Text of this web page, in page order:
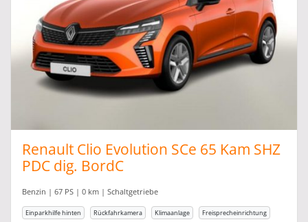
Renault Clio Evolution SCe 65 Kam SHZ
PDC dig. BordC
Benzin | 67 PS | 0 km | Schaltgetriebe
Einparkhilfe hinten Rückfahrkamera Klimaanlage
Freisprecheinrichtung